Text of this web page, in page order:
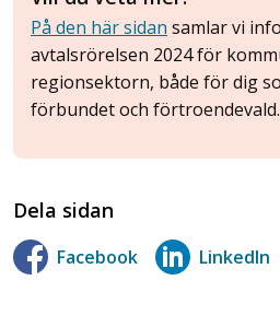
På den här sidan samlar vi
avtalsrörelsen 2024 för
regionsektorn, både för dig
förbundet och förtroendevald.
Dela sidan
Facebook LinkedIn